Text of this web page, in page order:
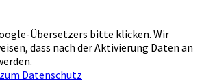
Übersetzers bitte klicken. Wir
dass nach der Aktivierung Daten an
Datenschutz